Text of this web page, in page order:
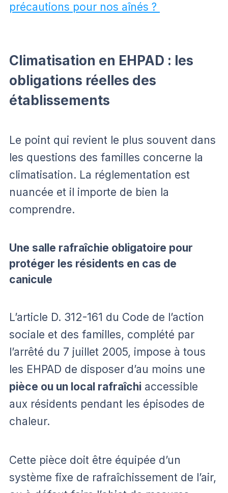
précautions pour nos aînés ?
Climatisation en EHPAD : les
obligations réelles des
établissements
Le point qui revient le plus souvent dans
les questions des familles concerne la
climatisation. La réglementation est
nuancée et il importe de bien la
comprendre.
Une salle rafraîchie obligatoire pour
protéger les résidents en cas de
canicule
L’article D. 312-161 du Code de l’action
sociale et des familles, complété par
l’arrêté du 7 juillet 2005, impose à tous
les EHPAD de disposer d’au moins une
pièce ou un local rafraîchi accessible
aux résidents pendant les épisodes de
chaleur.
Cette pièce doit être équipée d’un
système fixe de rafraîchissement de l’air,